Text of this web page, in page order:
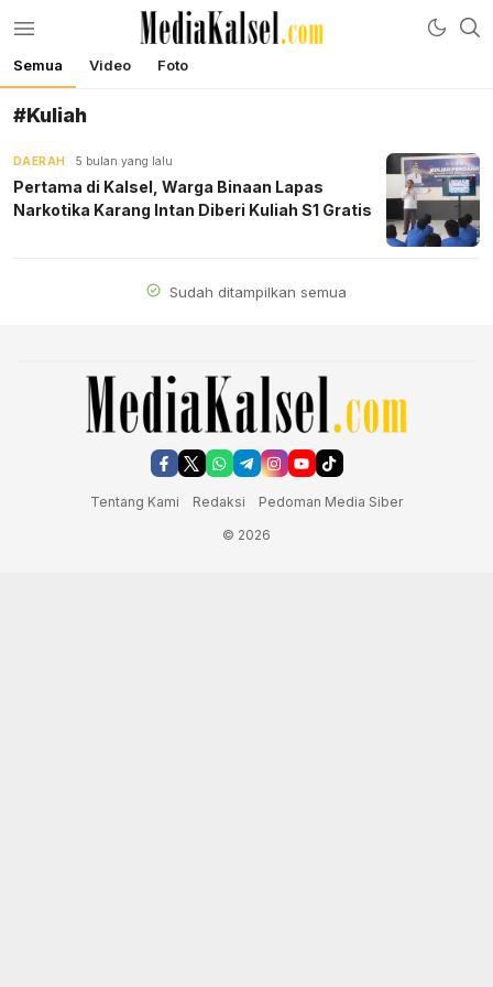
mediakalsel.com
Berita Update Banua
Semua Video Foto
#Kuliah
DAERAH 5 bulan yang lalu
Pertama di Kalsel, Warga Binaan Lapas
Narkotika Karang Intan Diberi Kuliah S1 Gratis
Sudah ditampilkan semua
Tentang Kami Redaksi
Pedoman Media Siber
© 2026